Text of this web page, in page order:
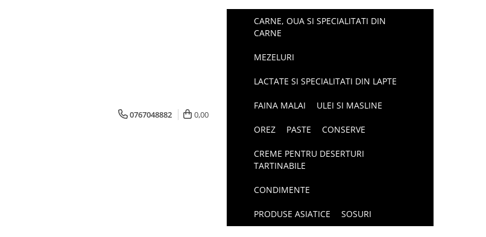
0767048882 0,00
CARNE, OUA SI SPECIALITATI DIN
CARNE
MEZELURI
LACTATE SI SPECIALITATI DIN LAPTE
FAINA MALAI ULEI SI MASLINE
OREZ PASTE CONSERVE
CREME PENTRU DESERTURI
TARTINABILE
CONDIMENTE
PRODUSE ASIATICE SOSURI